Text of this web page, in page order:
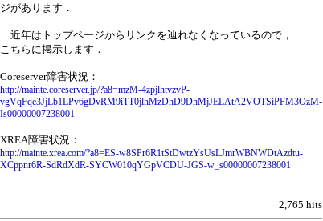
ジがあります．
近年はトップページからリンクを辿れなくなっているので，
こちらに掲示します．
Coreserver障害状況：
http://mainte.coreserver.jp/?a8=mzM-4zpjlhtvzvP-
vgVqFqe3JjLb1LPv6gDvRM9iTT0jlhMzDhD9DhMjJELAtA2VOTSiPFM3OzM-
Is00000007238001
XREA障害状況：
http://mainte.xrea.com/?a8=ES-w8SPr6R1tStDwtzYsUsLJmrWBNWDtAzdtu-
XCppnr6R-SdRdXdR-SYCW010qYGpVCDU-JGS-w_s00000007238001
2,765 hits